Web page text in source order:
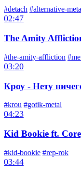
#detach #alternative-
02:47
The Amity
#the-amity-affliction
03:20
Кроу - Нету
#krou #gotik-metal
04:23
Kid Bookie ft.
#kid-bookie #rep-rok
03:44